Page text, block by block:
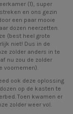
(1), super
en ons gezin
een paar mooie
dozen neerzetten.
(best heel grote
niet! Dus in de
zolder anders in te
nu zou de zolder
voornemen).
ook deze oplossing
op de kasten te
Toen kwamen er
zolder weer vol.